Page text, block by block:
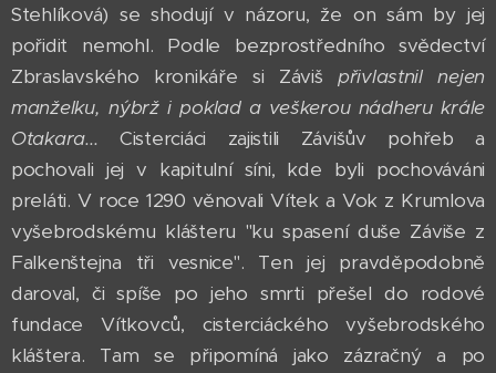
Stehlíková) se shodují v názoru, že on sám by jej
pořidit nemohl. Podle bezprostředního svědectví
Zbraslavského kronikáře si Záviš přivlastnil nejen
manželku, nýbrž i poklad a veškerou nádheru krále
Otakara... Cisterciáci zajistili Závišův pohřeb a
pochovali jej v kapitulní síni, kde byli pochováváni
preláti. V roce 1290 věnovali Vítek a Vok z Krumlova
vyšebrodskému klášteru "ku spasení duše Záviše z
Falkenštejna tři vesnice". Ten jej pravděpodobně
daroval, či spíše po jeho smrti přešel do rodové
fundace Vítkovců, cisterciáckého vyšebrodského
kláštera. Tam se připomíná jako zázračný a po